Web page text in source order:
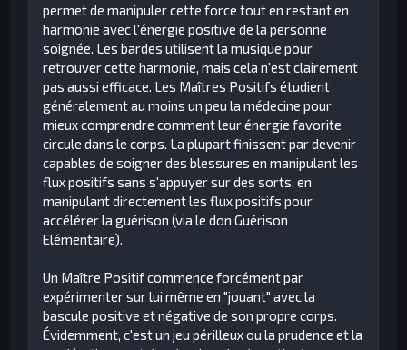
permet de manipuler cette force tout en restant en
harmonie avec l'énergie positive de la personne
soignée. Les bardes utilisent la musique pour
retrouver cette harmonie, mais cela n'est clairement
pas aussi efficace. Les Maîtres Positifs étudient
généralement au moins un peu la médecine pour
mieux comprendre comment leur énergie favorite
circule dans le corps. La plupart finissent par devenir
capables de soigner des blessures en manipulant les
flux positifs sans s'appuyer sur des sorts, en
manipulant directement les flux positifs pour
accélérer la guérison (via le don Guérison
Elémentaire).
Un Maître Positif commence forcément par
expérimenter sur lui même en "jouant" avec la
bascule positive et négative de son propre corps.
Évidemment, c'est un jeu périlleux ou la prudence et la